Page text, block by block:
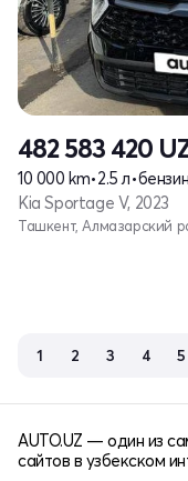
482 583 420
10 000 km•2.5 л•бензин
Kia Sportage V, 2023
Ташкент, Алмазарский
1 2 3 4 5
AUTO.UZ — один из
сайтов в узбекском